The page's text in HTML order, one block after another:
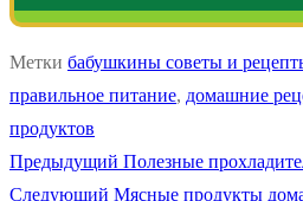
Метки бабушкины советы и
правильное питание, домашние
продуктов
Навигация
Предыдущий Предыдущая
запись:
Полезные
Следующий Следующая
Мясные продукты